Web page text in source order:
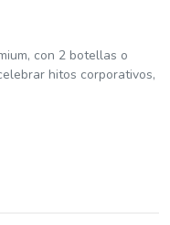
con 2 botellas o
hitos corporativos,